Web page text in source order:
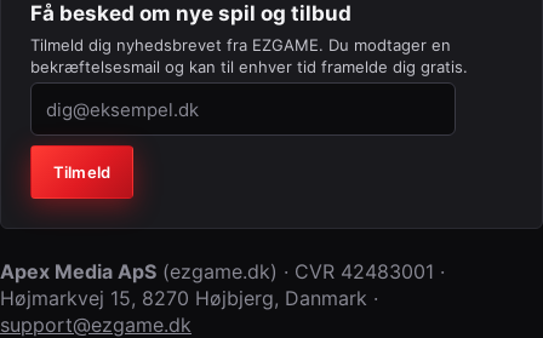
Få besked om nye spil og tilbud
Tilmeld dig nyhedsbrevet fra EZGAME. Du modtager en
bekræftelsesmail og kan til enhver tid framelde dig gratis.
Virksomhed (lad feltet stå tomt)
Tilmeld
Apex Media ApS (ezgame.dk) · CVR 42483001 ·
Højmarkvej 15, 8270 Højbjerg, Danmark ·
support@ezgame.dk